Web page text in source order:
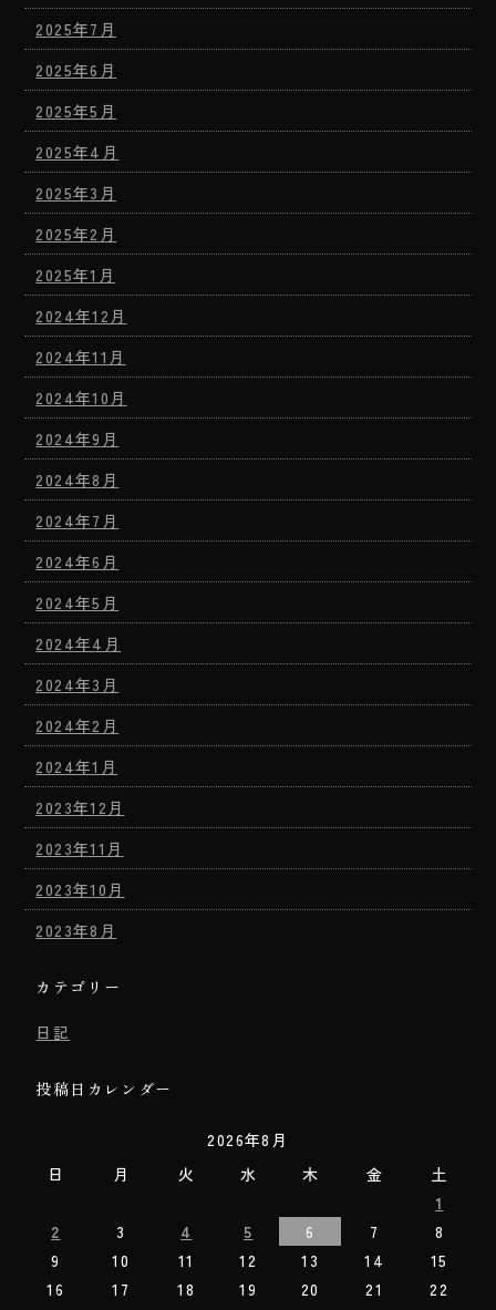
2025年7月
2025年6月
2025年5月
2025年4月
2025年3月
2025年2月
2025年1月
2024年12月
2024年11月
2024年10月
2024年9月
2024年8月
2024年7月
2024年6月
2024年5月
2024年4月
2024年3月
2024年2月
2024年1月
2023年12月
2023年11月
2023年10月
2023年8月
カテゴリー
日記
投稿日カレンダー
2026年8月
日
月 火 水 木 金
土
1
2
3 4 5 6 7
8
9
10 11 12 13 14
15
16
17 18 19 20 21
22